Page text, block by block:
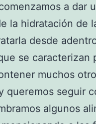
a dar
la hidratación de
desde
se caracterizan
muchos
queremos seguir
algunos